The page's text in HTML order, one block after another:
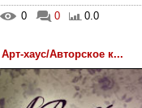
0 0 0.0
Арт-хаус/Авторское к...